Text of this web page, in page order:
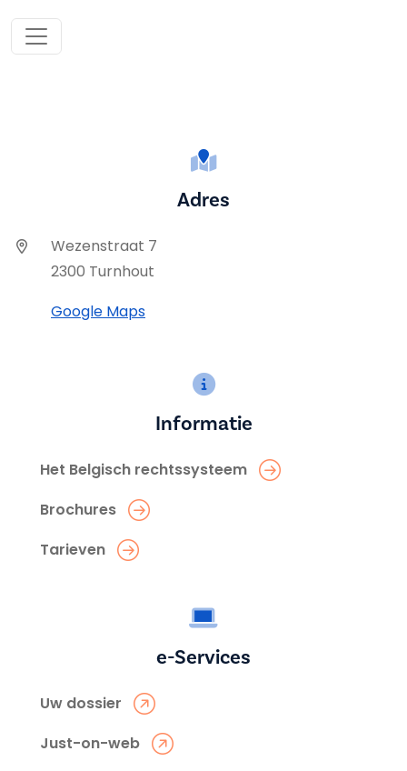
Adres
Wezenstraat 7
2300 Turnhout
Google Maps
Informatie
Het Belgisch rechtssysteem
Brochures
Tarieven
e-Services
Uw dossier
Just-on-web